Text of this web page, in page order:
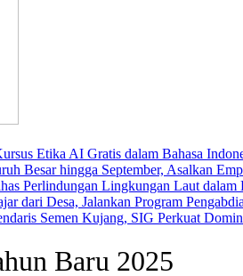
Baru 2025